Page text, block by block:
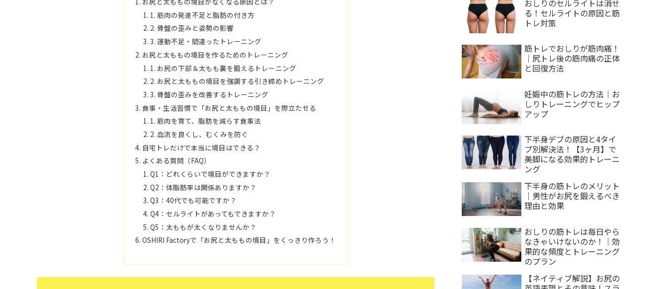
1. 筋肉の発達不足と脂肪の付き方
2. 骨盤の歪みと姿勢の影響
3. 運動不足・間違ったトレーニング
お尻と太ももの境目を作るためのトレーニング
1. お尻の下部＆太もも裏を鍛えるトレーニング
2. お尻と太ももの境目を強調する引き締めトレーニング
3. 骨盤の歪みを改善するトレーニング
食事・生活習慣で「お尻と太ももの境目」を際立たせる
1. 筋肉を育て、脂肪を減らす食事法
2. 血流を良くし、むくみを防ぐ
自宅トレだけで本当に境目はできる？
よくある質問（FAQ）
Q1：どれくらいで境目ができますか？
Q2：体脂肪率は関係ありますか？
Q3：40代でも可能ですか？
Q4：セルライトがあってもできますか？
Q5：太ももが太くなりませんか？
OSHIRI Factoryで「お尻と太ももの境目」をくっきり作ろう！
おしりのセルライトは消せ
る！セルライトの原因と筋
トレ対策
筋トレでおしりが筋肉痛！
｜尻トレ後の筋肉痛の正体
と回復方法
妊娠中の筋トレの方法｜お
しりトレーニングでヒップ
アップ
下半身デブの原因と4タイ
プ別解決法！【3ヶ月】で
美脚になる効果的トレーニ
ング
下半身の筋トレのメリット
｜男性がお尻を鍛えるべき
理由と効果
おしりの筋トレは毎日やら
なきゃいけないのか！｜効
果的な頻度とトレーニング
のプラン
【ネイティブ解説】お尻の